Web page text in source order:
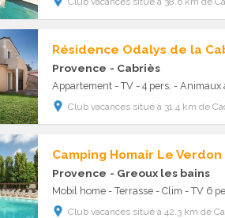
Résidence Odalys de la
Provence - Cabriès
Appartement - TV - 4 pers. - Animaux
Club vacances situé à 31.4 km de
Camping Homair Le Verdon
Provence - Greoux les bains
Mobil home - Terrasse - Clim - TV 6
Club vacances situé à 42.3 km de